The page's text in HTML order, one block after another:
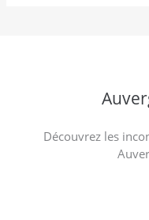
Découvrez les